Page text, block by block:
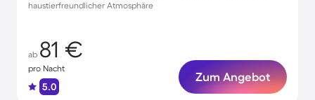
haustierfreundlicher Atmosphäre
ab 81 €
pro Nacht
5.0
Zum Angebot